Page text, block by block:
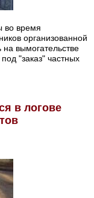
во время
организованной
на вымогательстве
"заказ" частных
в логове